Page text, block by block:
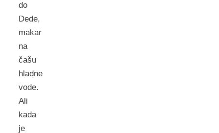
do
Dede,
makar
na
čašu
hladne
vode.
Ali
kada
je